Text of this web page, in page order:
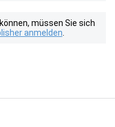
müssen Sie sich
anmelden